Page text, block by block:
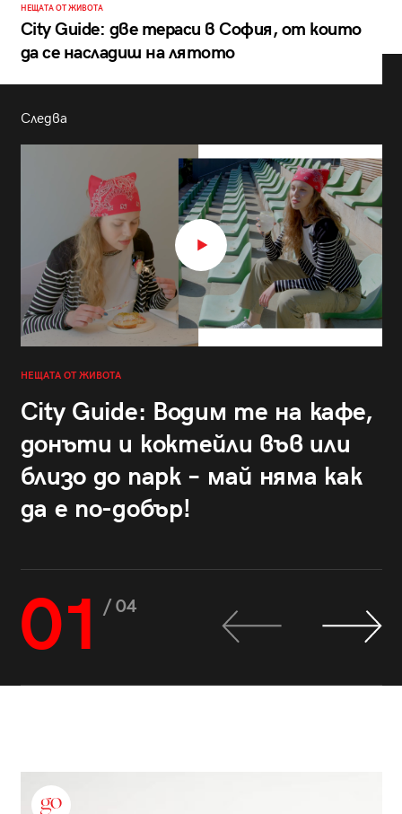
НЕЩАТА ОТ ЖИВОТА
City Guide: две тераси в София, от които
да се насладиш на лятото
Следва
НЕЩАТА ОТ ЖИВОТА
City Guide: Водим те на кафе,
донъти и коктейли във или
близо до парк – май няма как
да е по-добър!
01 / 04